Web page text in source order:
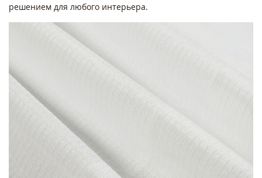
решением для любого интерьера.